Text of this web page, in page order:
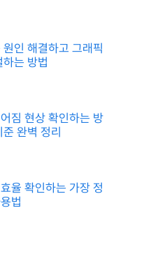
인 해결하고 그래픽
는 방법
짐 현상 확인하는 방
완벽 정리
율 확인하는 가장 정
법